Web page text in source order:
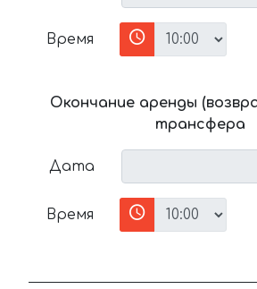
Время
Окончание аренды
трансфера
Дата
Время